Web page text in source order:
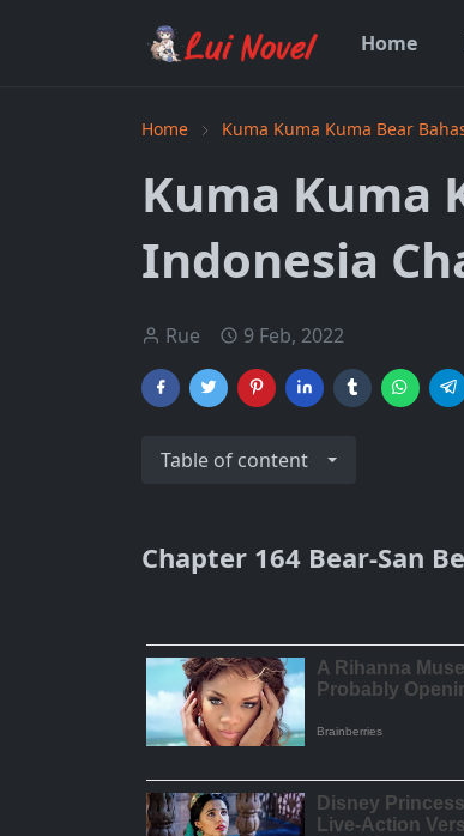
Home
Home Kuma Kuma Kuma Bear
Kuma Kuma
Indonesia
Rue 9 Feb, 2022
Table of content
Chapter 164 Bear-San